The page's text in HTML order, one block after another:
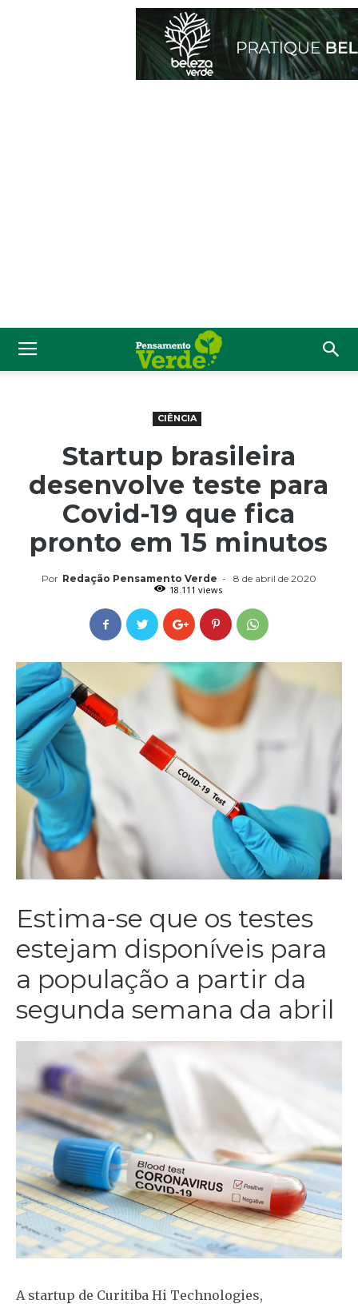
CIÊNCIA
Startup brasileira
desenvolve teste para
Covid-19 que fica
pronto em 15 minutos
Por Redação Pensamento Verde -
8 de abril de 2020
18.111 views
Estima-se que os testes
estejam disponíveis para
a população a partir da
segunda semana da abril
A startup de Curitiba Hi Technologies,